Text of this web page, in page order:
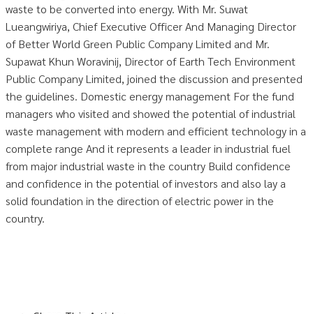
waste to be converted into energy. With Mr. Suwat
Lueangwiriya, Chief Executive Officer And Managing Director
of Better World Green Public Company Limited and Mr.
Supawat Khun Woravinij, Director of Earth Tech Environment
Public Company Limited, joined the discussion and presented
the guidelines. Domestic energy management For the fund
managers who visited and showed the potential of industrial
waste management with modern and efficient technology in a
complete range And it represents a leader in industrial fuel
from major industrial waste in the country Build confidence
and confidence in the potential of investors and also lay a
solid foundation in the direction of electric power in the
country.